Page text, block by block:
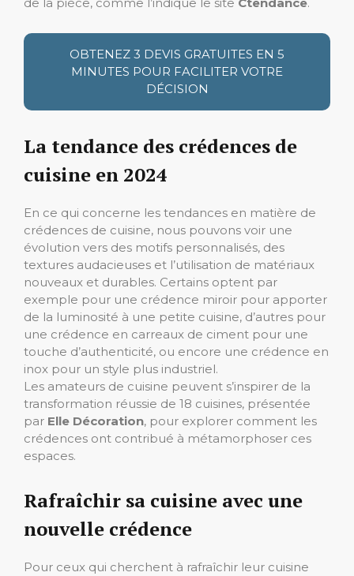
OBTENEZ 3 DEVIS GRATUITES EN 5
MINUTES POUR FACILITER VOTRE
DÉCISION
La tendance des crédences de
cuisine en 2024
En ce qui concerne les tendances en matière de
crédences de cuisine, nous pouvons voir une
évolution vers des motifs personnalisés, des
textures audacieuses et l’utilisation de matériaux
nouveaux et durables. Certains optent par
exemple pour une crédence miroir pour apporter
de la luminosité à une petite cuisine, d’autres pour
une crédence en carreaux de ciment pour une
touche d’authenticité, ou encore une crédence en
inox pour un style plus industriel.
Les amateurs de cuisine peuvent s’inspirer de la
transformation réussie de 18 cuisines, présentée
par Elle Décoration, pour explorer comment les
crédences ont contribué à métamorphoser ces
espaces.
Rafraîchir sa cuisine avec une
nouvelle crédence
Pour ceux qui cherchent à rafraîchir leur cuisine